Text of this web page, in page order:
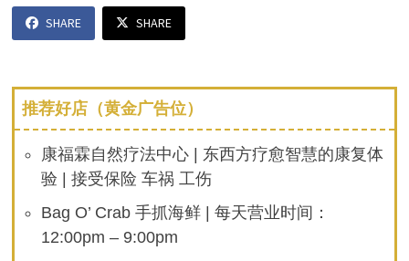
SHARE SHARE
推荐好店（黄金广告位）
康福霖自然疗法中心 | 东西方疗愈智慧的康复体
验 | 接受保险 车祸 工伤
Bag O’ Crab 手抓海鲜 | 每天营业时间：
12:00pm – 9:00pm